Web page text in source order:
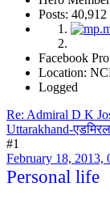
Posts: 40,912
Facebook
Location:
Logged
Re: Admiral D K
Uttarakhand-
#1
February 18, 2013,
Personal life